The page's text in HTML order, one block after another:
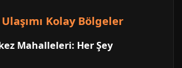
Kolay Bölgeler
Mahalleleri: Her Şey